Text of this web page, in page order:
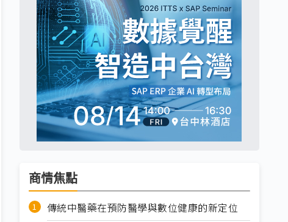
商情焦點
傳統中醫藥在預防醫學與數位健康的新定位